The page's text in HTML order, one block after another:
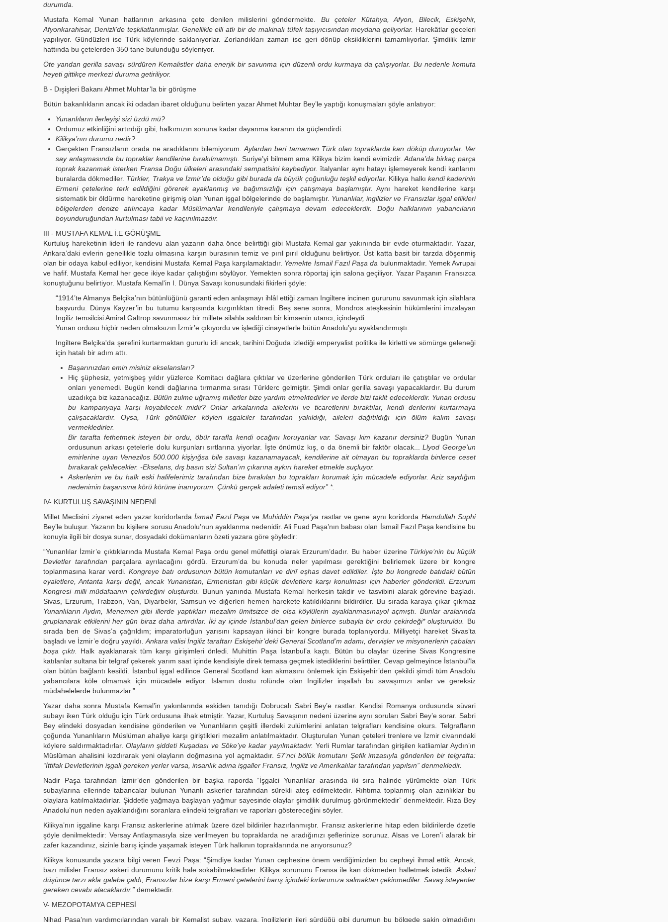
durumda.
Mustafa Kemal Yunan hatlarının arkasına çete denilen milislerini göndermekte. Bu çeteler Kütahya, Afyon, Bilecik, Eskişehir,
Afyonkarahisar, Denizli’de teşkilatlanmışlar. Genellikle elli atlı bir de makinalı tüfek taşıyıcısından meydana geliyorlar. Harekâtlar geceleri
yapılıyor. Gündüzleri ise Türk köylerinde saklanıyorlar. Zorlandıkları zaman ise geri dönüp eksikliklerini tamamlıyorlar. Şimdilik İzmir
hattında bu çetelerden 350 tane bulunduğu söyleniyor.
Öte yandan gerilla savaşı sürdüren Kemalistler daha enerjik bir savunma için düzenli ordu kurmaya da çalışıyorlar. Bu nedenle komuta
heyeti gittikçe merkezi duruma getiriliyor.
B - Dışişleri Bakanı Ahmet Muhtar’la bir görüşme
Bütün bakanlıkların ancak iki odadan ibaret olduğunu belirten yazar Ahmet Muhtar Bey’le yaptığı konuşmaları şöyle anlatıyor:
Yunanlıların ilerleyişi sizi üzdü mü?
Ordumuz etkinliğini artırdığı gibi, halkımızın sonuna kadar dayanma kararını da güçlendirdi.
Kilikya’nın durumu nedir?
Gerçekten Fransızların orada ne aradıklarını bilemiyorum.Aylardan beri tamamen Türk olan topraklarda kan döküp duruyorlar. Ver
say anlaşmasında bu topraklar kendilerine bırakılmamıştı. Suriye’yi bilmem ama Kilikya bizim kendi evimizdir.Adana’da birkaç parça
toprak kazanmak isterken Fransa Doğu ülkeleri arasındaki sempatisini kaybediyor. îtalyanlar aynı hatayı işlemeyerek kendi kanlarını
buralarda dökmediler. Türkler, Trakya ve İzmir’de olduğu gibi burada da büyük çoğunluğu teşkil ediyorlar. Kilikya halkı kendi kaderinin
Ermeni çetelerine terk edildiğini görerek ayaklanmış ve bağımsızlığı için çatışmaya başlamıştır.
Aynı hareket kendilerine karşı
sistematik bir öldürme hareketine girişmiş olan Yunan işgal bölgelerinde de başlamıştır. Yunanlılar, ingilizler ve Fransızlar işgal etlikleri
bölgelerden denize atılıncaya kadar Müslümanlar kendileriyle çalışmaya devam edeceklerdir. Doğu halklarının yabancıların
boyunduruğundan kurtulması tabii ve kaçınılmazdır.
III - MUSTAFA KEMAL İ.E GÖRÜŞME
Kurtuluş hareketinin lideri ile randevu alan yazarın daha önce belirttiği gibi Mustafa Kemal gar yakınında bir evde oturmaktadır. Yazar,
Ankara’daki evlerin genellikle tozlu olmasına karşın burasının temiz ve pırıl pırıl olduğunu belirtiyor. Üst katta basit bir tarzda döşenmiş
olan bir odaya kabul ediliyor, kendisini Mustafa Kemal Paşa karşılamaktadır. Yemekte İsmail Fazıl Paşa da bulunmaktadır. Yemek Avrupai
ve hafif. Mustafa Kemal her gece ikiye kadar çalıştığını söylüyor. Yemekten sonra röportaj için salona geçiliyor. Yazar Paşanın Fransızca
konuştuğunu belirtiyor. Mustafa Kemal'in I. Dünya Savaşı konusundaki fikirleri şöyle:
“1914’te Almanya Belçika’nın bütünlüğünü garanti eden anlaşmayı ihlâl ettiği zaman Ingiltere incinen gururunu savunmak için silahlara
başvurdu. Dünya Kayzer’in bu tutumu karşısında kızgınlıktan titredi. Beş sene sonra, Mondros ateşkesinin hükümlerini imzalayan
Ingiliz temsilcisi Amiral Galtrop savunmasız bir millete silahla saldıran bir kimsenin utancı, içindeydi.
Yunan ordusu hiçbir neden olmaksızın İzmir’e çıkıyordu ve işlediği cinayetlerle bütün Anadolu’yu ayaklandırmıştı.
Ingiltere Belçika'da şerefini kurtarmaktan gururlu idi ancak, tarihini Doğuda izlediği emperyalist politika ile kirletti ve sömürge geleneği
için hatalı bir adım attı.
Başarınızdan emin misiniz ekselansları?
Hiç şüphesiz, yetmişbeş yıldır yüzlerce Komitacı dağlara çıktılar ve üzerlerine gönderilen Türk orduları ile çatıştılar ve ordular
onları yenemedi. Bugün kendi dağlarına tırmanma sırası Türklerc gelmiştir. Şimdi onlar gerilla savaşı yapacaklardır. Bu durum
uzadıkça biz kazanacağız. Bütün zulme uğramış milletler bize yardım etmektedirler ve ilerde bizi taklit edeceklerdir. Yunan ordusu
bu kampanyaya karşı koyabilecek midir? Onlar arkalarında ailelerini ve ticaretlerini bıraktılar, kendi derilerini kurtarmaya
çalışacaklardır. Oysa, Türk gönüllüler köyleri işgalciler tarafından yakıldığı, aileleri dağıtıldığı için ölüm kalım savaşı
vermekledirler.
Bir tarafta fethetmek isteyen bir ordu, öbür tarafla kendi ocağını koruyanlar var. Savaşı kim kazanır dersiniz? Bugün Yunan
ordusunun arkası çetelerle dolu kurşunları sırtlarına yiyorlar. İşte önümüz kış, o da önemli bir faktör olacak...Llyod George’un
emirlerine uyan Venezilos 500.000 kişiyığsa bile savaşı kazanamayacak, kendilerine ait olmayan bu topraklarda binlerce ceset
bırakarak çekilecekler. -Ekselans, dış basın sizi Sultan’ın çıkarına aykırı hareket etmekle suçluyor.
Askerlerim ve bu halk eski halifelerimiz tarafından bize bırakılan bu toprakları korumak için mücadele ediyorlar. Aziz saydığım
nedenimin başarısına körü körüne inanıyorum. Çünkü gerçek adaleti temsil ediyor” *.
IV- KURTULUŞ SAVAŞININ NEDENİ
Millet Meclisini ziyaret eden yazar koridorlardaİsmail Fazıl Paşa ve Muhiddin Paşa’ya rastlar ve gene aynı koridorda Hamdullah Suphi
Bey’le buluşur. Yazarın bu kişilere sorusu Anadolu’nun ayaklanma nedenidir. Ali Fuad Paşa’nın babası olan İsmail Fazıl Paşa kendisine bu
konuyla ilgili bir dosya sunar, dosyadaki dokümanların özeti yazara göre şöyledir:
“Yunanlılar İzmir’e çıktıklarında Mustafa Kemal Paşa ordu genel müfettişi olarak Erzurum’dadır. Bu haber üzerine Türkiye’nin bu küçük
Devletler tarafından parçalara ayrılacağını gördü. Erzurum’da bu konuda neler yapılması gerektiğini belirlemek üzere bir kongre
toplanmasına karar verdi.Kongreye batı ordusunun bütün komutanları ve dinî eşhas davet edildiler. İşte bu kongrede batıdaki bütün
eyaletlere, Antanta karşı değil, ancak Yunanistan, Ermenistan gibi küçük devletlere karşı konulması için haberler gönderildi. Erzurum
Kongresi milli müdafaanın çekirdeğini oluşturdu.
Bunun yanında Mustafa Kemal herkesin takdir ve tasvibini alarak görevine başladı.
Sivas, Erzurum, Trabzon, Van, Diyarbekir, Samsun ve diğerleri hemen harekete katıldıklarını bildirdiler. Bu sırada karaya çıkar çıkmaz
Yunanlıların Aydın, Menemen gibi illerde yaptıkları mezalim ümitsizce de olsa köylülerin ayaklanmasınayol açmıştı. Bunlar aralarında
gruplanarak etkilerini her gün biraz daha artırdılar. İki ay içinde İstanbul’dan gelen binlerce subayla bir ordu çekirdeği* oluşturuldu.
Bu
sırada ben de Sivas’a çağrıldım; imparatorluğun yarısını kapsayan ikinci bir kongre burada toplanıyordu. Milliyetçi hareket Sivas’ta
başladı ve İzmir’e doğru yayıldı.Ankara valisi İngiliz taraftarı Eskişehir’deki General Scotland’m adamı, dervişler ve misyonerlerin çabaları
boşa çıktı.
Halk ayaklanarak tüm karşı girişimleri önledi. Muhittin Paşa İstanbul’a kaçtı. Bütün bu olaylar üzerine Sivas Kongresine
katılanlar sultana bir telgraf çekerek yarım saat içinde kendisiyle direk temasa geçmek istediklerini belirttiler. Cevap gelmeyince İstanbul’la
olan bütün bağlantı kesildi. İstanbul işgal edilince General Scotland kan akmasını önlemek için Eskişehir’den çekildi şimdi tüm Anadolu
yabancılara köle olmamak için mücadele ediyor. Islamın dostu rolünde olan Ingilizler inşallah bu savaşımızı anlar ve gereksiz
müdahelelerde bulunmazlar.”
Yazar daha sonra Mustafa Kemal’in yakınlarında eskiden tanıdığı Dobrucalı Sabri Bey’e rastlar. Kendisi Romanya ordusunda süvari
subayı iken Türk olduğu için Türk ordusuna ilhak etmiştir. Yazar, Kurtuluş Savaşının nedeni üzerine aynı soruları Sabri Bey’e sorar. Sabri
Bey elindeki dosyadan kendisine gönderilen ve Yunanlıların çeşitli illerdeki zulümlerini anlatan telgrafları kendisine okurs. Telgrafların
çoğunda Yunanlıların Müslüman ahaliye karşı giriştikleri mezalim anlatılmaktadır. Oluşturulan Yunan çeteleri trenlere ve İzmir civarındaki
köylere saldırmaktadırlar.Olayların şiddeti Kuşadası ve Söke’ye kadar yayılmaktadır. Yerli Rumlar tarafından girişilen katliamlar Aydın’ın
Müslüman ahalisini kızdırarak yeni olayların doğmasına yol açmaktadır. 57’nci bölük komutanı Şefik imzasıyla gönderilen bir telgrafta:
“İttifak Devletlerinin işgali gereken yerler varsa, insanlık adına işgaller Fransız, İngiliz ve Amerikalılar tarafından yapılsın” denmekledir.
Nadir Paşa tarafından İzmir’den gönderilen bir başka raporda “İşgalci Yunanlılar arasında iki sıra halinde yürümekte olan Türk
subaylarına ellerinde tabancalar bulunan Yunanlı askerler tarafından sürekli ateş edilmektedir. Rıhtıma toplanmış olan azınlıklar bu
olaylara katılmaktadırlar. Şiddetle yağmaya başlayan yağmur sayesinde olaylar şimdilik durulmuş görünmektedir” denmektedir. Rıza Bey
Anadolu’nun neden ayaklandığını soranlara elindeki telgrafları ve raporları göstereceğini söyler.
Kilikya’nın işgaline karşı Fransız askerlerine atılmak üzere özel bildiriler hazırlanmıştır. Fransız askerlerine hitap eden bildirilerde özetle
şöyle denilmektedir: Versay Antlaşmasıyla size verilmeyen bu topraklarda ne aradığınızı şeflerinize sorunuz. Alsas ve Loren’i alarak bir
zafer kazandınız, sizinle barış içinde yaşamak isteyen Türk halkının topraklarında ne arıyorsunuz?
Kilikya konusunda yazara bilgi veren Fevzi Paşa: “Şimdiye kadar Yunan cephesine önem verdiğimizden bu cepheyi ihmal ettik. Ancak,
bazı milisler Fransız askeri durumunu kritik hale sokabilmektedirler. Kilikya sorununu Fransa ile kan dökmeden halletmek istedik. Askeri
düşünce tarzı akla galebe çaldı, Fransızlar bize karşı Ermeni çetelerini barış içindeki kırlarımıza salmaktan çekinmediler. Savaş isteyenler
gereken cevabı alacaklardır.” demektedir.
V- MEZOPOTAMYA CEPHESİ
Nihad Paşa’nın yardımcılarından yaralı bir Kemalist subay, yazara, îngilizlerin ileri sürdüğü gibi durumun bu bölgede sakin olmadığını